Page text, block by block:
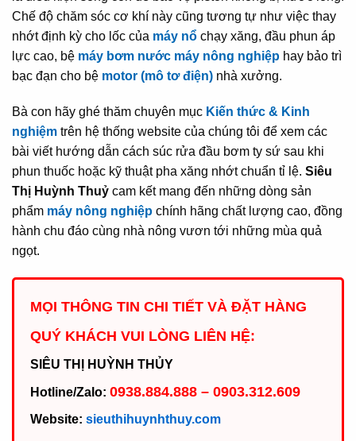
Chế độ chăm sóc cơ khí này cũng tương tự như việc thay
nhớt định kỳ cho lốc của máy nổ chạy xăng, đầu phun áp
lực cao, bệ máy bơm nước máy nông nghiệp hay bảo trì
bạc đạn cho bệ motor (mô tơ điện) nhà xưởng.
Bà con hãy ghé thăm chuyên mục Kiến thức & Kinh
nghiệm trên hệ thống website của chúng tôi để xem các
bài viết hướng dẫn cách súc rửa đầu bơm ty sứ sau khi
phun thuốc hoặc kỹ thuật pha xăng nhớt chuẩn tỉ lệ. Siêu
Thị Huỳnh Thuỷ cam kết mang đến những dòng sản
phẩm máy nông nghiệp chính hãng chất lượng cao, đồng
hành chu đáo cùng nhà nông vươn tới những mùa quả
ngọt.
MỌI THÔNG TIN CHI TIẾT VÀ ĐẶT HÀNG
QUÝ KHÁCH VUI LÒNG LIÊN HỆ:
SIÊU THỊ HUỲNH THỦY
Hotline/Zalo: 0938.884.888 – 0903.312.609
Website: sieuthihuynhthuy.com